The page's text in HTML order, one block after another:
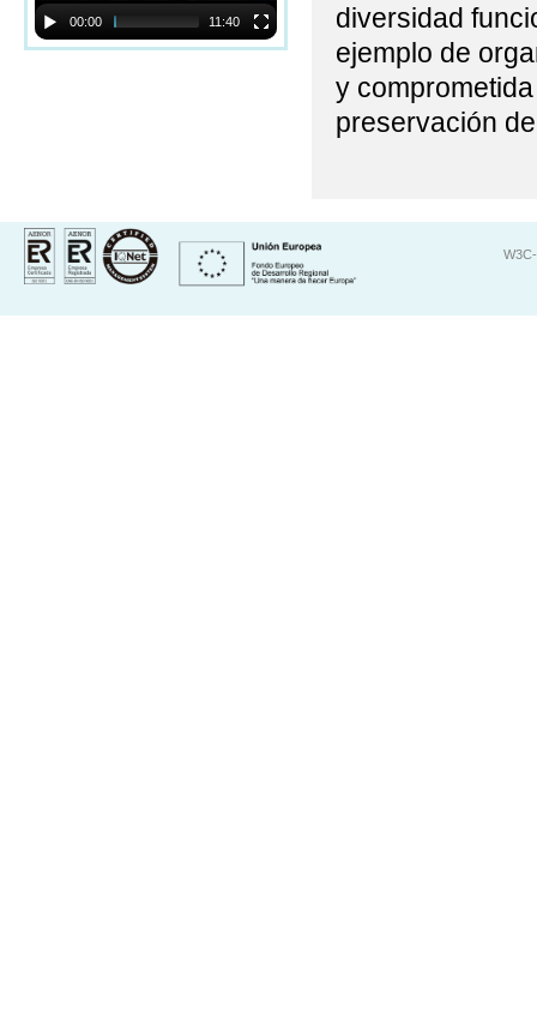
00:00 11:40
diversidad
ejemplo de
y
preservación